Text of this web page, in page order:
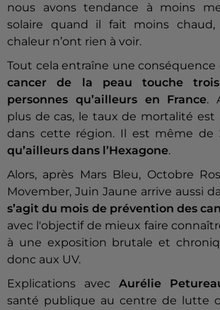
nous avons tendance à moins
solaire quand il fait moins chaud,
chaleur n’ont rien à voir.
Tout cela entraîne une conséquence
cancer de la peau touche
personnes qu’ailleurs en France.
plus de cas, le taux de mortalité est
dans cette région. Il est même de
qu’ailleurs dans l’Hexagone.
Alors, après Mars Bleu, Octobre
Movember, Juin Jaune arrive aussi
s’agit du mois de prévention des
avec l'objectif de mieux faire
à une exposition brutale et
donc aux UV.
Explications avec Aurélie
santé publique au centre de lutte